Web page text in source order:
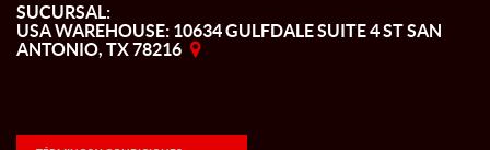
SUCURSAL:
USA WAREHOUSE: 10634 GULFDALE SUITE 4 ST SAN
ANTONIO, TX 78216